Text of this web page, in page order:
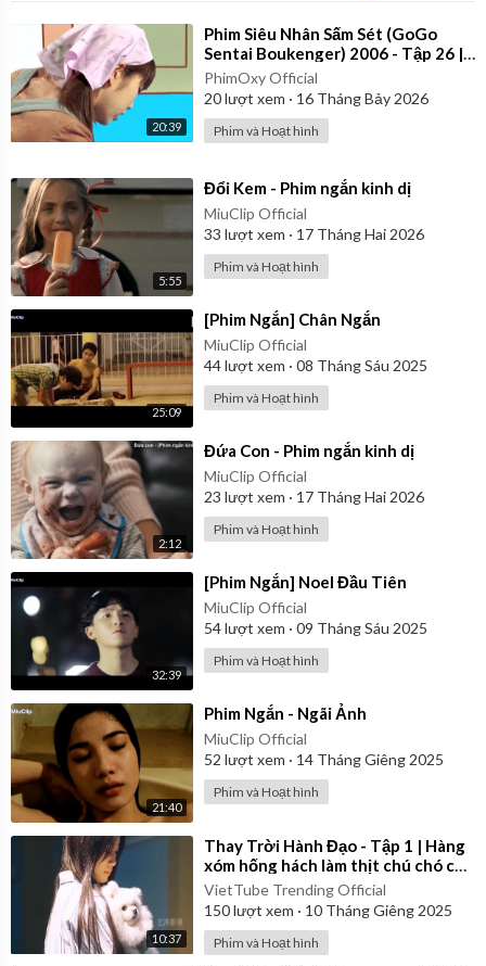
20:39
⁣Phim Siêu Nhân Sấm Sét (GoGo
Sentai Boukenger) 2006 - Tập 26 |
Thuyết Minh
PhimOxy Official
20lượt xem · 16 Tháng Bảy 2026
Phim và Hoạt hình
5:55
⁣Đổi Kem - Phim ngắn kinh dị
MiuClip Official
33 lượt xem · 17 Tháng Hai 2026
Phim và Hoạt hình
25:09
⁣[Phim Ngắn] Chân Ngắn
MiuClip Official
44lượt xem · 08 Tháng Sáu 2025
Phim và Hoạt hình
2:12
⁣Đứa Con - Phim ngắn kinh dị
MiuClip Official
23 lượt xem · 17 Tháng Hai 2026
Phim và Hoạt hình
32:39
⁣[Phim Ngắn] Noel Đầu Tiên
MiuClip Official
54lượt xem · 09 Tháng Sáu 2025
Phim và Hoạt hình
21:40
⁣Phim Ngắn - Ngãi Ảnh
MiuClip Official
52 lượt xem · 14 Tháng Giêng 2025
Phim và Hoạt hình
10:37
⁣Thay Trời Hành Đạo - Tập 1 | Hàng
xóm hống hách làm thịt chú chó của
cô gái | Review Phim
VietTube Trending Official
150lượt xem · 10 Tháng Giêng 2025
Phim và Hoạt hình